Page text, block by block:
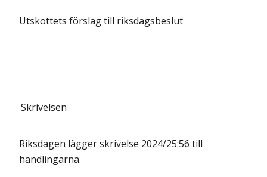
Utskottets förslag till riksdagsbeslut
Skrivelsen
Riksdagen lägger skrivelse 2024/25:56 till
handlingarna.